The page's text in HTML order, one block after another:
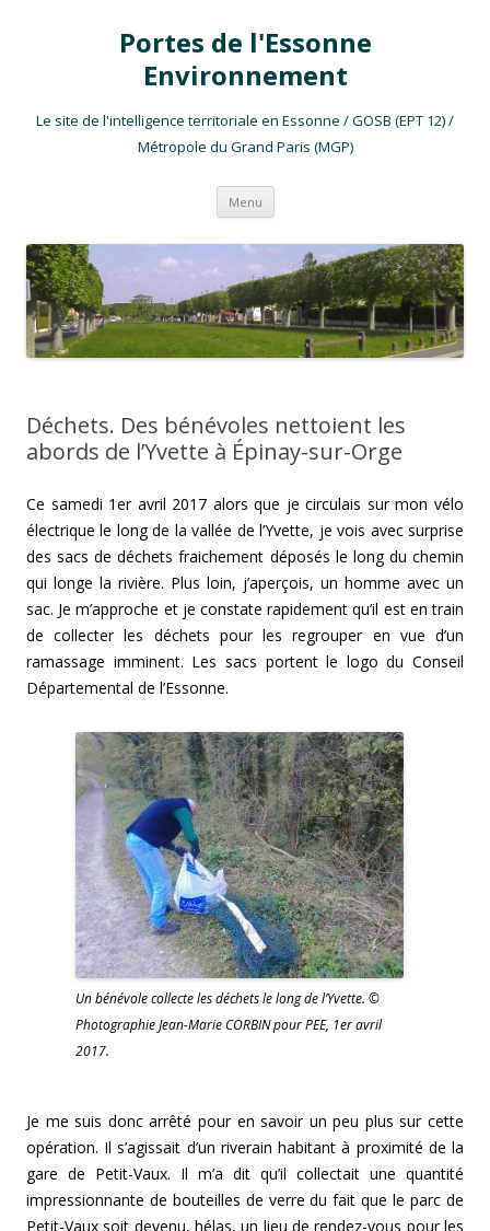
Portes de l'Essonne
Environnement
Le site de l'intelligence territoriale en Essonne / GOSB (EPT 12) /
Métropole du Grand Paris (MGP)
Menu Aller au contenu
Déchets. Des bénévoles nettoient les
abords de l’Yvette à Épinay-sur-Orge
Ce samedi 1er avril 2017 alors que je circulais sur mon vélo
électrique le long de la vallée de l’Yvette, je vois avec surprise
des sacs de déchets fraichement déposés le long du chemin
qui longe la rivière. Plus loin, j’aperçois, un homme avec un
sac. Je m’approche et je constate rapidement qu’il est en train
de collecter les déchets pour les regrouper en vue d’un
ramassage imminent. Les sacs portent le logo du Conseil
Départemental de l’Essonne.
Un bénévole collecte les déchets le long de l’Yvette. ©
Photographie Jean-Marie CORBIN pour PEE, 1er avril
2017.
Je me suis donc arrêté pour en savoir un peu plus sur cette
opération. Il s’agissait d’un riverain habitant à proximité de la
gare de Petit-Vaux. Il m’a dit qu’il collectait une quantité
impressionnante de bouteilles de verre du fait que le parc de
Petit-Vaux soit devenu, hélas, un lieu de rendez-vous pour les